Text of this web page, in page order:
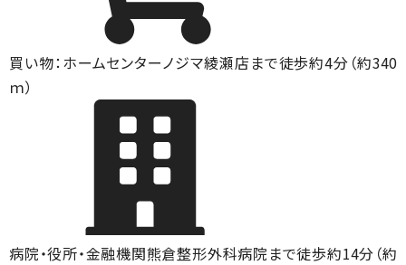
買い物：ホームセンターノジマ綾瀬店まで徒歩約4分（約340
ｍ）
病院・役所・金融機関熊倉整形外科病院まで徒歩約14分（約